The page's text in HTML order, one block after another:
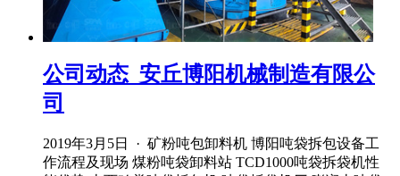
公司动态_安丘博阳机械制造有限公
司
2019年3月5日 · 矿粉吨包卸料机 博阳吨袋拆包设备工
作流程及现场 煤粉吨袋卸料站 TCD1000吨袋拆袋机性